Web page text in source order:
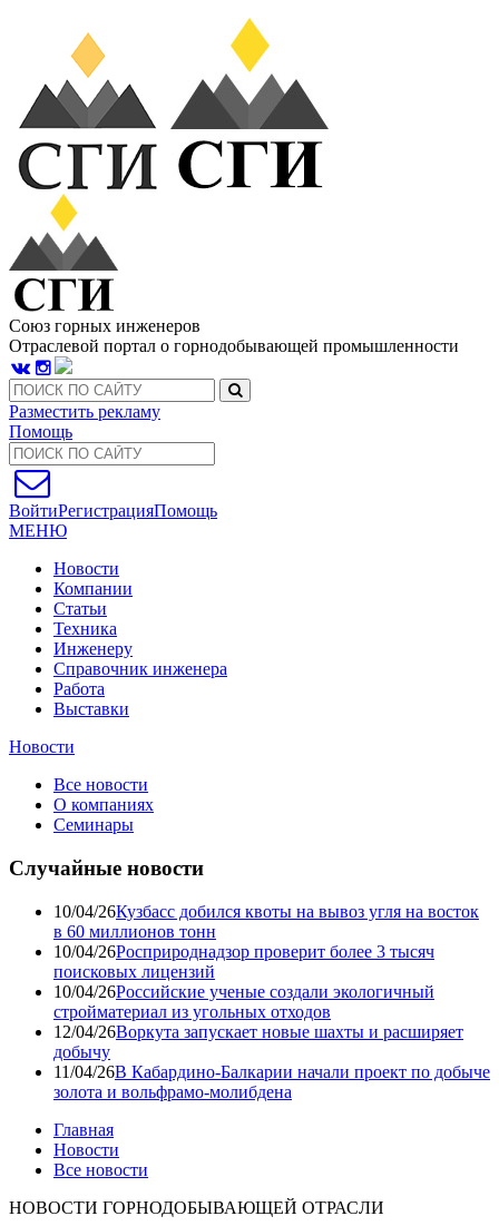
Союз горных инженеров
Отраслевой портал о горнодобывающей промышленности
Разместить рекламу
Помощь
ВойтиРегистрацияПомощь
МЕНЮ
Новости
Компании
Статьи
Техника
Инженеру
Справочник инженера
Работа
Выставки
Новости
Все новости
О компаниях
Семинары
Случайные новости
10/04/26Кузбасс добился квоты на вывоз угля на восток
в 60 миллионов тонн
10/04/26Росприроднадзор проверит более 3 тысяч
поисковых лицензий
10/04/26Российские ученые создали экологичный
стройматериал из угольных отходов
12/04/26Воркута запускает новые шахты и расширяет
добычу
11/04/26В Кабардино-Балкарии начали проект по добыче
золота и вольфрамо-молибдена
Главная
Новости
Все новости
НОВОСТИ ГОРНОДОБЫВАЮЩЕЙ ОТРАСЛИ